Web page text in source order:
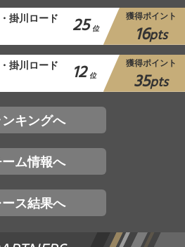
掛川ロード 25 位
獲得ポイント
16pts
掛川ロード 12 位
獲得ポイント
35pts
ンキングへ
ム情報へ
ース結果へ